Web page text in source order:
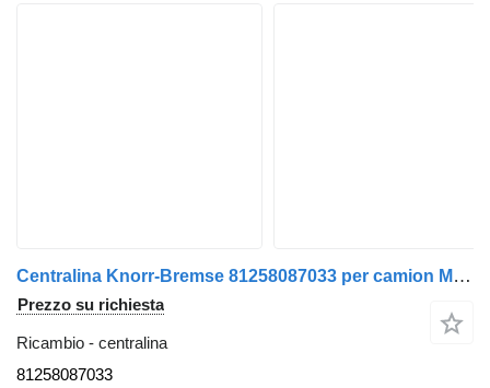
Centralina Knorr-Bremse 81258087033 per camion MAN TG-A 2000>2007
Prezzo su richiesta
Ricambio - centralina
81258087033